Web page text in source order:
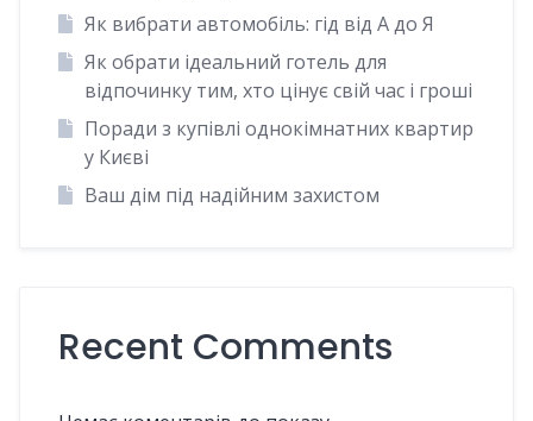
Як вибрати автомобіль: гід від А до Я
Як обрати ідеальний готель для
відпочинку тим, хто цінує свій час і гроші
Поради з купівлі однокімнатних квартир
у Києві
Ваш дім під надійним захистом
Recent Comments